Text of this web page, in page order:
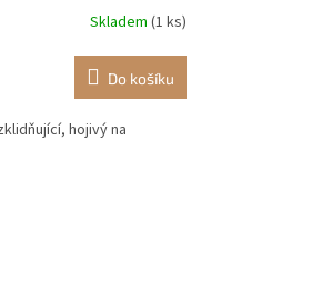
Skladem (1 ks)
Do košíku
hojivý na